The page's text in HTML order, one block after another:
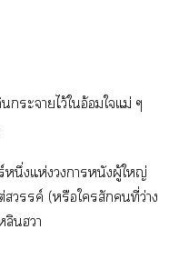
ะาไว้ใอ้อมใแม่ ๆ
หนึ่งแห่งาหนังผู้ใหญ่
วรรค์ (หรือใสักคนที่ว่าง
ลินฮา